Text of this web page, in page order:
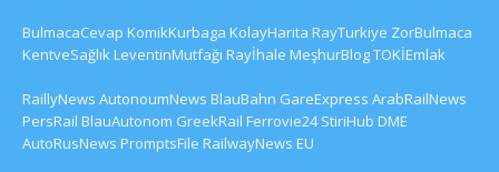
BulmacaCevap KomikKurbaga KolayHarita RayTurkiye ZorBulmaca
KentveSağlıkLeventinMutfağı Rayİhale MeşhurBlogTOKİEmlak
RaillyNews AutonoumNews BlauBahn GareExpress ArabRailNews
PersRail BlauAutonom GreekRail Ferrovie24 StiriHub DME
AutoRusNews PromptsFile RailwayNews EU